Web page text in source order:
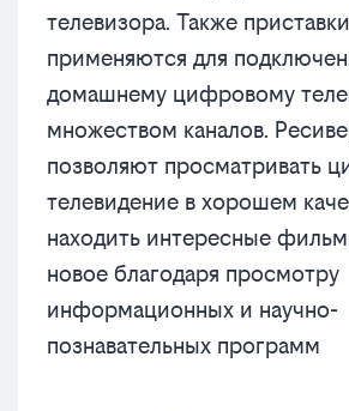
телевизора. Также приставки
применяются для
домашнему цифровому
множеством каналов.
позволяют просматривать
телевидение в хорошем
находить интересные
новое благодаря просмотру
информационных и научно-
познавательных программ